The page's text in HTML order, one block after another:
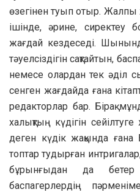
өзегінен туып отыр.
ішінде, әрине, сиректеу
жағдай кездеседі.
тәуелсіздігін сақтайтын,
немесе олардан тек әділ
сенген жағдайда ғана
редакторлар бар. Бірақ
халықтың күдігін
деген күдік жақында ғана
топтар тудырған
бұрынғыдан да
баспагерлердің